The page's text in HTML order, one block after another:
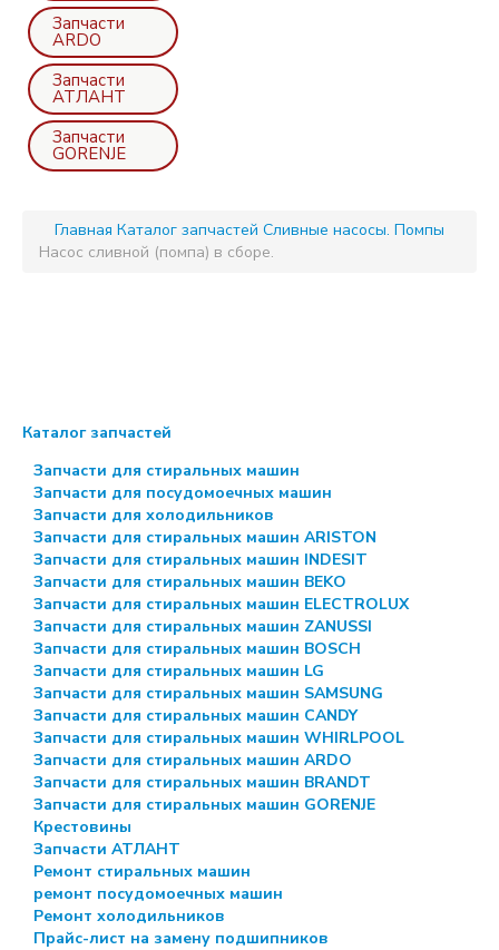
Запчасти
ARDO
Запчасти
АТЛАНТ
Запчасти
GORENJE
Главная Каталог запчастей Сливные насосы. Помпы
Насос сливной (помпа) в сборе.
Каталог запчастей
Запчасти для стиральных машин
Запчасти для посудомоечных машин
Запчасти для холодильников
Запчасти для стиральных машин ARISTON
Запчасти для стиральных машин INDESIT
Запчасти для стиральных машин BEKO
Запчасти для стиральных машин ELECTROLUX
Запчасти для стиральных машин ZANUSSI
Запчасти для стиральных машин BOSCH
Запчасти для стиральных машин LG
Запчасти для стиральных машин SAMSUNG
Запчасти для стиральных машин CANDY
Запчасти для стиральных машин WHIRLPOOL
Запчасти для стиральных машин ARDO
Запчасти для стиральных машин BRANDT
Запчасти для стиральных машин GORENJE
Крестовины
Запчасти АТЛАНТ
Ремонт стиральных машин
ремонт посудомоечных машин
Ремонт холодильников
Прайс-лист на замену подшипников